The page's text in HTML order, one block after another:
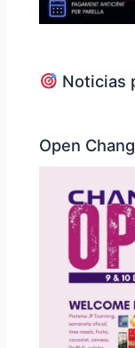
Noticias
Open